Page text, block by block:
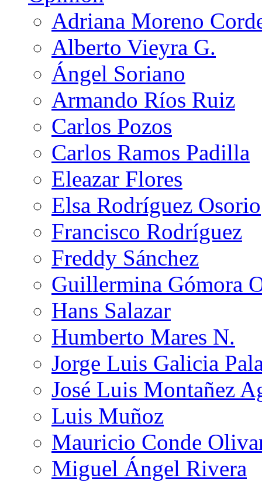
Adriana Moreno
Alberto Vieyra G.
Ángel Soriano
Armando Ríos Ruiz
Carlos Pozos
Carlos Ramos Padilla
Eleazar Flores
Elsa Rodríguez Osorio
Francisco Rodríguez
Freddy Sánchez
Guillermina Gómora
Hans Salazar
Humberto Mares N.
Jorge Luis Galicia
José Luis Montañez
Luis Muñoz
Mauricio Conde
Miguel Ángel Rivera